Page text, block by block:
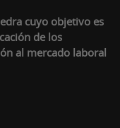
cuyo objetivo es
de los
al mercado laboral